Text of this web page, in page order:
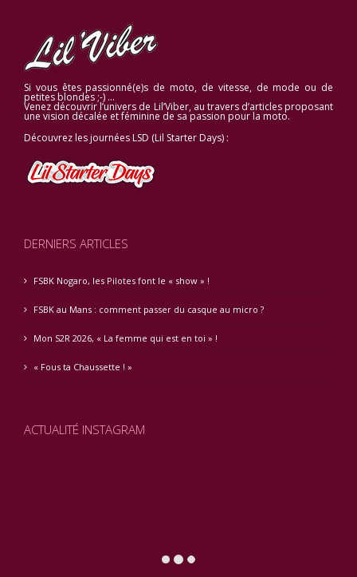
Si vous êtes passionné(e)s de moto, de vitesse, de mode ou de
petites blondes ;-) …
Venez découvrir l’univers de Lil’Viber, au travers d’articles proposant
une vision décalée et féminine de sa passion pour la moto.
Découvrez les journées LSD (Lil Starter Days) :
DERNIERS ARTICLES
FSBK Nogaro, les Pilotes font le « show » !
FSBK au Mans : comment passer du casque au micro ?
Mon S2R 2026, « La femme qui est en toi » !
« Fous ta Chaussette ! »
ACTUALITÉ INSTAGRAM